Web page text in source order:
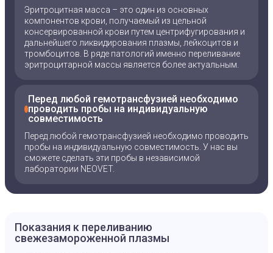
Эритроцитная масса – это один из основных
компонентов крови, получаемый из цельной
консервированной крови путем центрифугирования и
дальнейшего ликвидирования плазмы, лейкоцитов и
тромбоцитов. В ряде патологий именно переливание
эритроцитарной массы является более актуальным.
Перед любой гемотрансфузией необходимо
проводить пробы на индивидуальную
совместимость
Перед любой гемотрансфузией необходимо проводить
пробы на индивидуальную совместимость. У нас вы
сможете сделать эти пробы в независимой
лаборатории NEOVET.
Показания к переливанию
свежезамороженной плазмы